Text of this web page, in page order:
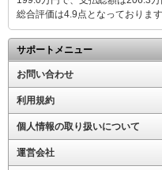
総合評価は4.9点となっております
サポートメニュー
お問い合わせ
利用規約
個人情報の取り扱いについて
運営会社